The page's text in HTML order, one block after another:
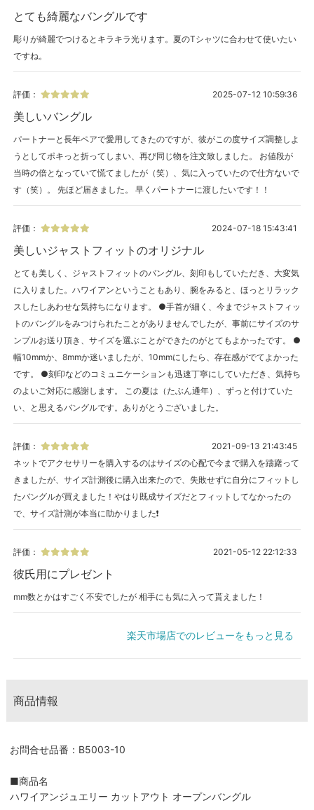
とても綺麗なバングルです
彫りが綺麗でつけるとキラキラ光ります。夏のTシャツに合わせて使いたい
ですね。
評価： 2025-07-12 10:59:36
美しいバングル
パートナーと長年ペアで愛用してきたのですが、彼がこの度サイズ調整しよ
うとしてポキっと折ってしまい、再び同じ物を注文致しました。 お値段が
当時の倍となっていて慌てましたが（笑）、気に入っていたので仕方ないで
す（笑）。 先ほど届きました。 早くパートナーに渡したいです！！
評価： 2024-07-18 15:43:41
美しいジャストフィットのオリジナル
とても美しく、ジャストフィットのバングル、刻印もしていただき、大変気
に入りました。ハワイアンということもあり、腕をみると、ほっとリラック
スしたしあわせな気持ちになります。 ●手首が細く、今までジャストフィッ
トのバングルをみつけられたことがありませんでしたが、事前にサイズのサ
ンプルお送り頂き、サイズを選ぶことができたのがとてもよかったです。 ●
幅10mmか、8mmか迷いましたが、10mmにしたら、存在感がでてよかった
です。 ●刻印などのコミュニケーションも迅速丁寧にしていただき、気持ち
のよいご対応に感謝します。 この夏は（たぶん通年）、ずっと付けていた
い、と思えるバングルです。ありがとうございました。
評価：
2021-09-13 21:43:45
ネットでアクセサリーを購入するのはサイズの心配で今まで購入を躊躇って
きましたが、サイズ計測後に購入出来たので、失敗せずに自分にフィットし
たバングルが買えました！やはり既成サイズだとフィットしてなかったの
で、サイズ計測が本当に助かりました❗️
評価： 2021-05-12 22:12:33
彼氏用にプレゼント
mm数とかはすごく不安でしたが 相手にも気に入って貰えました！
楽天市場店でのレビューをもっと見る
商品情報
お問合せ品番：B5003-10
■商品名
ハワイアンジュエリー カットアウト オープンバングル